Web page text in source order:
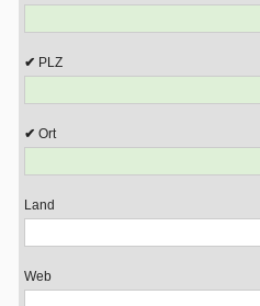
PLZ
Ort
Land
Web